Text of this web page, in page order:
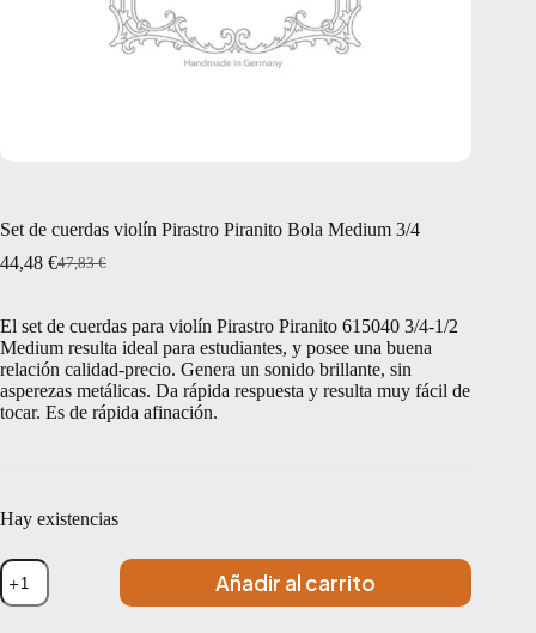
Set de cuerdas violín Pirastro Piranito Bola Medium 3/4
47,83€
El
original
era:
47,83 €.
44,48 €El
actual
es:
44,48 €.
El set de cuerdas para violín Pirastro Piranito 615040 3/4-1/2
Medium resulta ideal para estudiantes, y posee una buena
relación calidad-precio. Genera un sonido brillante, sin
asperezas metálicas. Da rápida respuesta y resulta muy fácil de
tocar. Es de rápida afinación.
Hay existencias
Set
de
cuerdas
Añadir al carrito